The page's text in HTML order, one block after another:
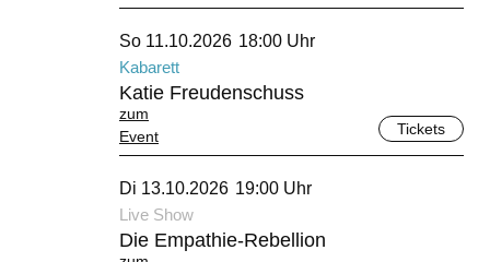
Oktober 2026
So 11.10.2026 18:00 Uhr
Kabarett
Tickets
Katie Freudenschuss
zum
Event
Oktober 2026
Di 13.10.2026 19:00 Uhr
Live Show
Die Empathie-Rebellion